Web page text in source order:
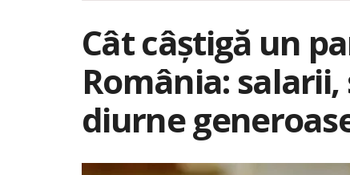
Cât câștigă un
România:
diurne